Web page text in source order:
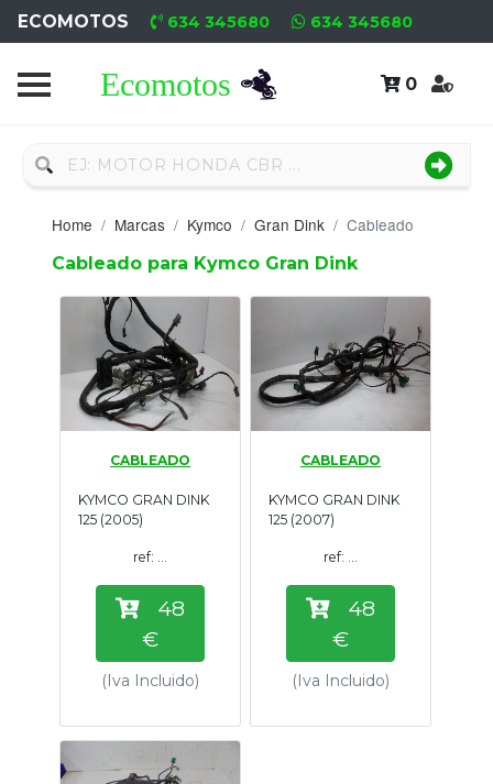
ECOMOTOS 634 345680 634 345680
0
Home
Nuevo
Neumáticos
Campa
Motores
Nuevos
Motores
Usados
Tasaciones
Formulario
Empresa
Contacto
Home Marcas Kymco Gran Dink Cableado
Cableado para Kymco Gran Dink
CABLEADO
KYMCO GRAN DINK
125 (2005)
ref: ...
48
€
(Iva Incluido)
CABLEADO
KYMCO GRAN DINK
125 (2007)
ref: ...
48
€
(Iva Incluido)